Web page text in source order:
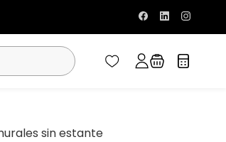
sin estante